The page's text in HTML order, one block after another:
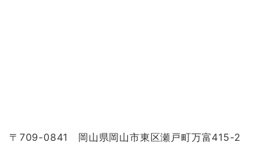
〒709-0841 岡山県岡山市東区瀬戸町万富415-2